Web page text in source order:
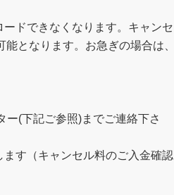
ドできなくなります。キャンセ
となります。お急ぎの場合は、
(下記ご参照)までご連絡下さ
す（キャンセル料のご入金確認